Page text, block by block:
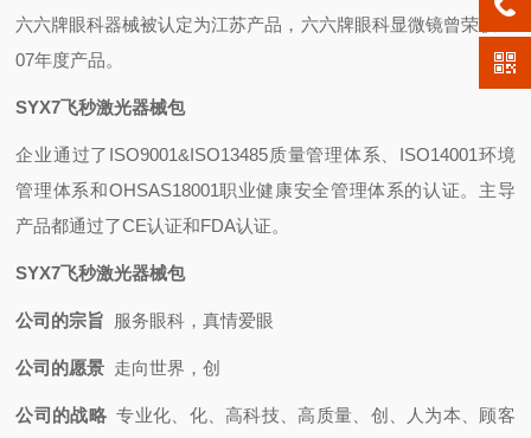
六六牌眼科器械被认定为江苏产品，六六牌眼科显微镜曾荣获20
07年度产品。
SYX7飞秒激光器械包
企业通过了ISO9001&ISO13485质量管理体系、ISO14001环境
管理体系和OHSAS18001职业健康安全管理体系的认证。主导
产品都通过了CE认证和FDA认证。
SYX7飞秒激光器械包
公司的宗旨 服务眼科，真情爱眼
公司的愿景 走向世界，创
公司的战略专业化、化、高科技、高质量、创、人为本、顾客